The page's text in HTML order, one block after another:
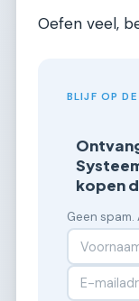
Oefen veel,
BLIJF OP
kopen
Geen